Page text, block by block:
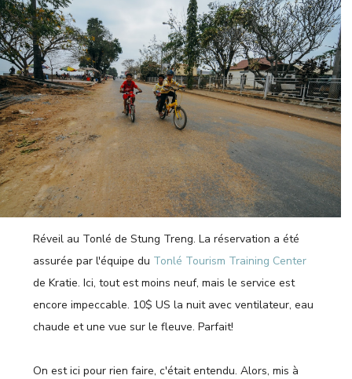
Réveil au Tonlé de Stung Treng. La réservation a été
assurée par l'équipe du Tonlé Tourism Training Center
de Kratie. Ici, tout est moins neuf, mais le service est
encore impeccable. 10$ US la nuit avec ventilateur, eau
chaude et une vue sur le fleuve. Parfait!
On est ici pour rien faire, c'était entendu. Alors, mis à